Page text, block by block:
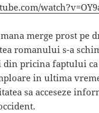
merge prost pe
romanului s-a
din pricina faptului
in ultima
sa acceseze